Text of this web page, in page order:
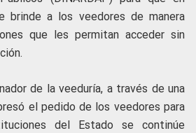
brinde a los veedores de manera
que les permitan acceder sin
de la veeduría, a través de una
el pedido de los veedores para
del Estado se continúe